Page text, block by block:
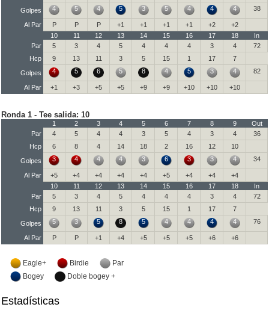
Golpes
4 5 4 5 3 5 4 4 4 38
Al Par P P P +1 +1 +1 +1 +2
+2
10
11 12 13 14 15 16 17 18
In
Par
5 3 4 5 4 4 4 3 4
72
Hcp
9 13 11 3 5 15 1 17
7
Golpes
4 5 6 5 8 4 5 3 4 82
Al Par +1 +3 +5 +5 +9 +9 +10 +10 +10
Ronda 1 - Tee salida: 10
1 2 3 4 5 6 7 8 9
Out
Par
4 5 4 4 3 5 4 3 4
36
Hcp
6 8 4 14 18 2 16 12
10
Golpes
3 4 4 4 3 6 3 3 4 34
Al Par +5 +4 +4 +4 +4 +5 +4 +4
+4
10
11 12 13 14 15 16 17 18
In
Par
5 3 4 5 4 4 4 3 4
72
Hcp
9 13 11 3 5 15 1 17
7
Golpes
5 3 5 8 5 4 4 4 4 76
Al Par P P +1 +4 +5 +5 +5 +6 +6
Eagle+ Birdie
Par
Bogey
Doble bogey +
Estadísticas